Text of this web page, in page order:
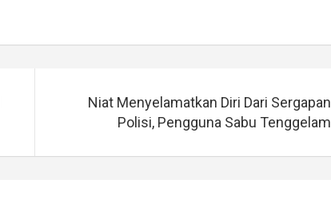
Niat Menyelamatkan Diri Dari Sergapan
Polisi, Pengguna Sabu Tenggelam